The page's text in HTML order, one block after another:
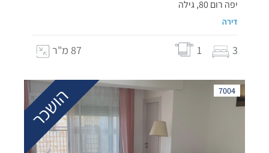
יפה רום 80, גילה
דירה
3
1 87 מ"ר
7004 הושכר